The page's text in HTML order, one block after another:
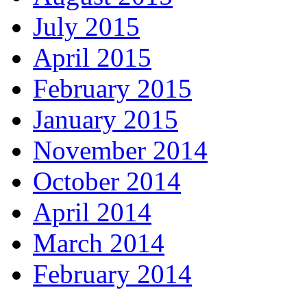
July 2015
April 2015
February 2015
January 2015
November 2014
October 2014
April 2014
March 2014
February 2014